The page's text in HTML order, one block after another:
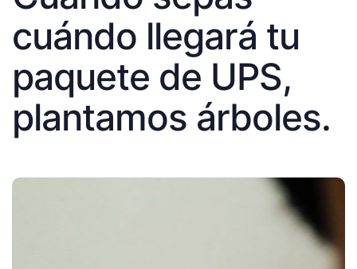
cuándo llegará tu
paquete de UPS,
plantamos árboles.